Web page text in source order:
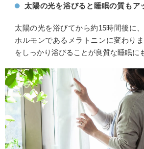
太陽の光を浴びると睡眠の質もア
太陽の光を浴びてから約15時間後に
ホルモンであるメラトニンに変わり
をしっかり浴びることが良質な睡眠に